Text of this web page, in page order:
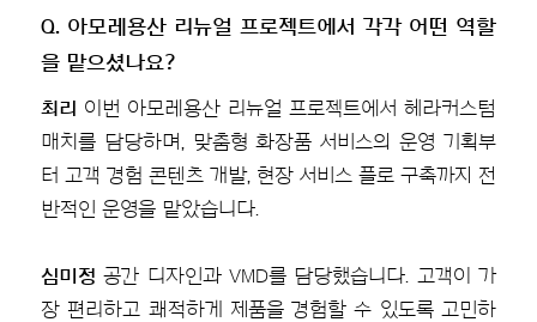
Q. 아모레용산 리뉴얼 프로젝트에서 각각 어떤 역할
을 맡으셨나요?
최리 이번 아모레용산 리뉴얼 프로젝트에서 헤라커스텀
매치를 담당하며, 맞춤형 화장품 서비스의 운영 기획부
터 고객 경험 콘텐츠 개발, 현장 서비스 플로 구축까지 전
반적인 운영을 맡았습니다.
심미정 공간 디자인과 VMD를 담당했습니다. 고객이 가
장 편리하고 쾌적하게 제품을 경험할 수 있도록 고민하